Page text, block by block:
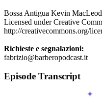
Bossa Antigua Kevin
Licensed under Creative
http://creativecommons.org/
Richieste e segnalazioni:
fabrizio@barberopodcast.it
Episode Transcript